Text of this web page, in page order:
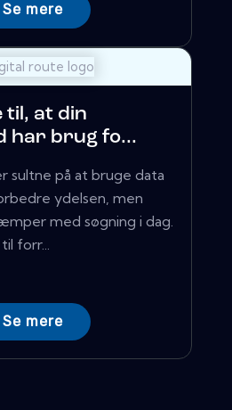
Se mere
til, at din
har brug fo...
sultne på at bruge data
ydelsen, men
med søgning i dag.
forr...
Se mere